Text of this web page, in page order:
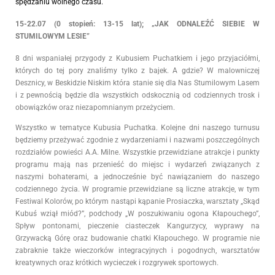
spędzaniu wolnego czasu.
15-22.07 (0 stopień: 13-15 lat); „JAK ODNALEŹĆ SIEBIE W
STUMILOWYM LESIE”
8 dni wspaniałej przygody z Kubusiem Puchatkiem i jego przyjaciółmi,
których do tej pory znaliśmy tylko z bajek. A gdzie? W malowniczej
Desznicy, w Beskidzie Niskim która stanie się dla Nas Stumilowym Lasem
i z pewnością będzie dla wszystkich odskocznią od codziennych trosk i
obowiązków oraz niezapomnianym przeżyciem.
Wszystko w tematyce Kubusia Puchatka. Kolejne dni naszego turnusu
będziemy przeżywać zgodnie z wydarzeniami i nazwami poszczególnych
rozdziałów powieści A.A. Milne. Wszystkie przewidziane atrakcje i punkty
programu mają nas przenieść do miejsc i wydarzeń związanych z
naszymi bohaterami, a jednocześnie być nawiązaniem do naszego
codziennego życia. W programie przewidziane są liczne atrakcje, w tym
Festiwal Kolorów, po którym nastąpi kąpanie Prosiaczka, warsztaty „Skąd
Kubuś wziął miód?”, podchody „W poszukiwaniu ogona Kłapouchego”,
Spływ pontonami, pieczenie ciasteczek Kangurzycy, wyprawy na
Grzywacką Górę oraz budowanie chatki Kłapouchego. W programie nie
zabraknie także wieczorków integracyjnych i pogodnych, warsztatów
kreatywnych oraz krótkich wycieczek i rozgrywek sportowych.